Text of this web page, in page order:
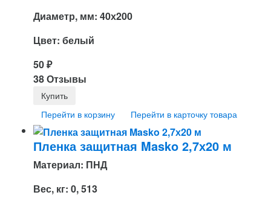
Диаметр, мм: 40х200
Цвет: белый
50₽
38 Отзывы
Перейти в корзину Перейти в карточку товара
Пленка защитная Masko 2,7х20 м
Материал: ПНД
Вес, кг: 0, 513